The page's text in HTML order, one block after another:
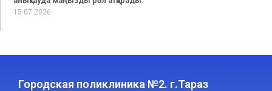
15.07.2026
Городская поликлиника №2. г.Тараз